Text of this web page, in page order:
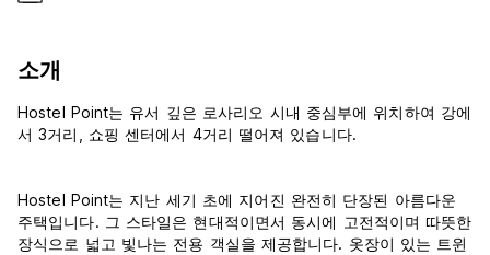
소개
Hostel Point는 유서 깊은 로사리오 시내 중심부에 위치하여 강에
서 3거리, 쇼핑 센터에서 4거리 떨어져 있습니다.
Hostel Point는 지난 세기 초에 지어진 완전히 단장된 아름다운
주택입니다. 그 스타일은 현대적이면서 동시에 고전적이며 따뜻한
장식으로 넓고 빛나는 전용 객실을 제공합니다. 옷장이 있는 트윈